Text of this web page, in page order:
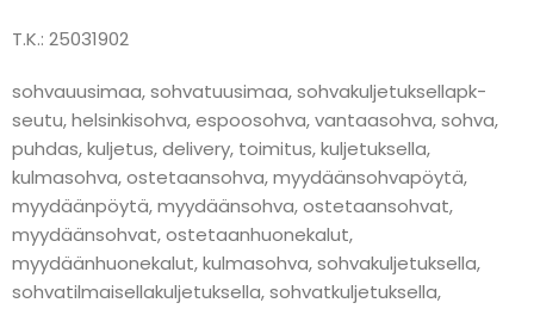
T.K.: 25031902
sohvauusimaa, sohvatuusimaa, sohvakuljetuksellapk-
seutu, helsinkisohva, espoosohva, vantaasohva, sohva,
puhdas, kuljetus, delivery, toimitus, kuljetuksella,
kulmasohva, ostetaansohva, myydäänsohvapöytä,
myydäänpöytä, myydäänsohva, ostetaansohvat,
myydäänsohvat, ostetaanhuonekalut,
myydäänhuonekalut, kulmasohva, sohvakuljetuksella,
sohvatilmaisellakuljetuksella, sohvatkuljetuksella,